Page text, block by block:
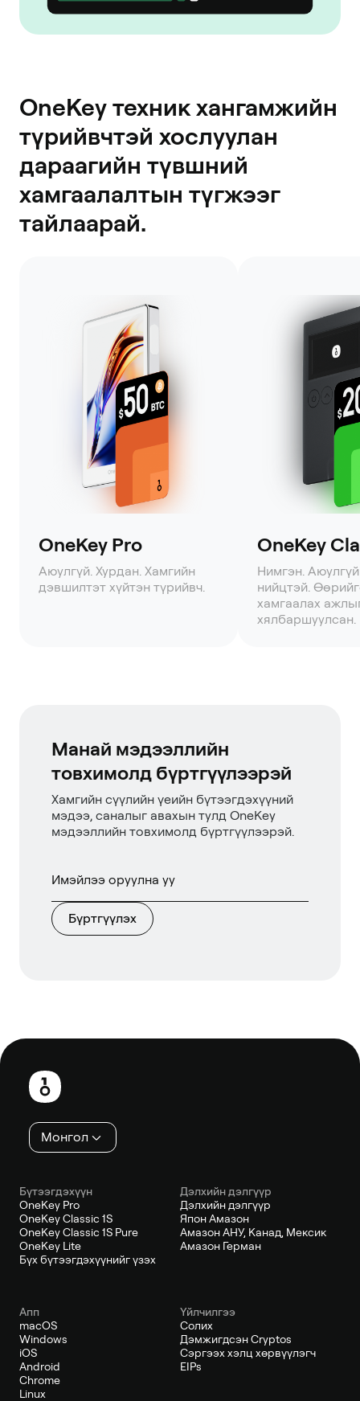
OneKey техник хангамжийн
түрийвчтэй хослуулан
дараагийн түвшний
хамгаалалтын түгжээг
тайлаарай.
OneKey Pro
Аюулгүй. Хурдан. Хамгийн
дэвшилтэт хүйтэн түрийвч.
OneKey
Нимгэн.
нийцтэй.
хамгаалах
хялбаршуулсан.
Манай мэдээллийн
товхимолд бүртгүүлээрэй
Хамгийн сүүлийн үеийн бүтээгдэхүүний
мэдээ, саналыг авахын тулд OneKey
мэдээллийн товхимолд бүртгүүлээрэй.
Бүртгүүлэх
Хөл
хэсэг
Монгол
Бүтээгдэхүүн
OneKey Pro
OneKey Classic 1S
OneKey Classic 1S Pure
OneKey Lite
Бүх бүтээгдэхүүнийг үзэх
Дэлхийн дэлгүүр
Дэлхийн дэлгүүр
Япон Амазон
Амазон АНУ, Канад, Мексик
Амазон Герман
Апп
macOS
Windows
iOS
Android
Chrome
Linux
Үйлчилгээ
Солих
Дэмжигдсэн Cryptos
Сэргээх хэлц хөрвүүлэгч
EIPs